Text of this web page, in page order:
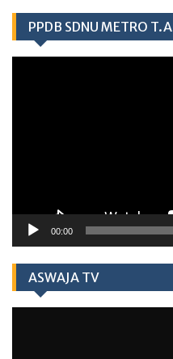
PPDB SDNU METRO
00:00
ASWAJA TV